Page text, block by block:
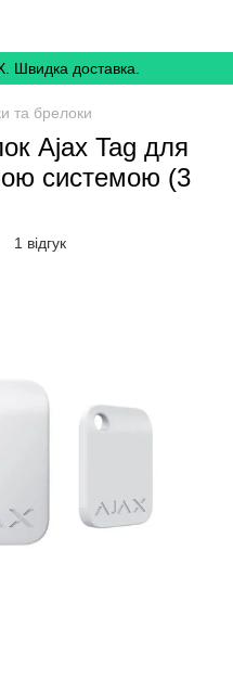
Швидка доставка.
та брелоки
Ajax Tag для
системою (3
1 відгук